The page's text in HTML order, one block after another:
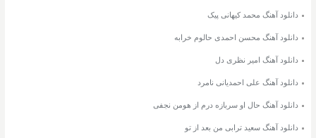
دانلود آهنگ محمد کیهانی پیک
دانلود آهنگ محسن احمدی حالوم خرابه
دانلود آهنگ امیر نظری دل
دانلود آهنگ علی احمدیانی نامرد
دانلود آهنگ حال او سربازه درم از هومن نجفی
دانلود آهنگ سعید ترابی من بعد از تو